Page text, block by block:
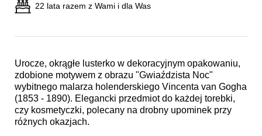
Urocze, okrągłe lusterko w dekoracyjnym opakowaniu,
zdobione motywem z obrazu "Gwiaździsta Noc"
wybitnego malarza holenderskiego Vincenta van Gogha
(1853 - 1890). Elegancki przedmiot do każdej torebki,
czy kosmetyczki, polecany na drobny upominek przy
różnych okazjach.
22 lata razem z Wami i dla Was